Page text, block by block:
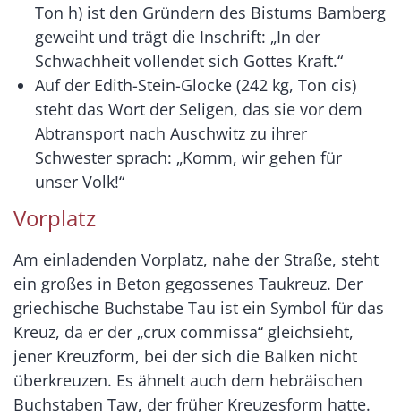
Ton h) ist den Gründern des Bistums Bamberg
geweiht und trägt die Inschrift: „In der
Schwachheit vollendet sich Gottes Kraft.“
Auf der Edith-Stein-Glocke (242 kg, Ton cis)
steht das Wort der Seligen, das sie vor dem
Abtransport nach Auschwitz zu ihrer
Schwester sprach: „Komm, wir gehen für
unser Volk!“
Vorplatz
Am einladenden Vorplatz, nahe der Straße, steht
ein großes in Beton gegossenes Taukreuz. Der
griechische Buchstabe Tau ist ein Symbol für das
Kreuz, da er der „crux commissa“ gleichsieht,
jener Kreuzform, bei der sich die Balken nicht
überkreuzen. Es ähnelt auch dem hebräischen
Buchstaben Taw, der früher Kreuzesform hatte.